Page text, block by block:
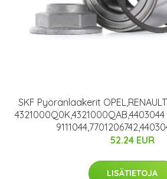
SKF Pyöränlaakerit
52.24 EUR
LISÄTIETOJA